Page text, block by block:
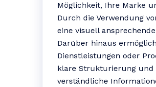
Möglichkeit, Ihre Marke
Durch die Verwendung
eine visuell
Darüber hinaus
Dienstleistungen oder
klare Strukturierung und
verständliche